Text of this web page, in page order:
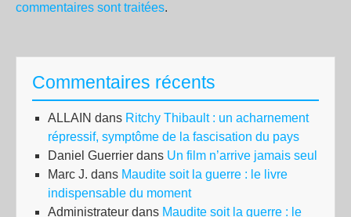
commentaires sont traitées.
Commentaires récents
ALLAIN dans Ritchy Thibault : un acharnement
répressif, symptôme de la fascisation du pays
Daniel Guerrier dans Un film n’arrive jamais seul
Marc J. dans Maudite soit la guerre : le livre
indispensable du moment
Administrateur dans Maudite soit la guerre : le